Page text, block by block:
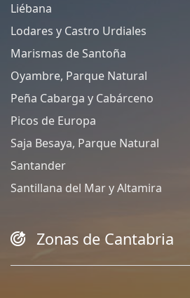
Liébana
Lodares y Castro Urdiales
Marismas de Santoña
Oyambre, Parque Natural
Peña Cabarga y Cabárceno
Picos de Europa
Saja Besaya, Parque Natural
Santander
Santillana del Mar y Altamira
Zonas de Cantabria